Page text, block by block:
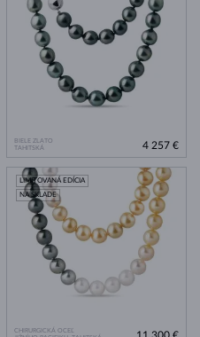
BIELE ZLATO
TAHITSKÁ
4 257 €
CHIRURGICKÁ OCEĽ
LIMITOVANÁ EDÍCIA
NA SKLADE